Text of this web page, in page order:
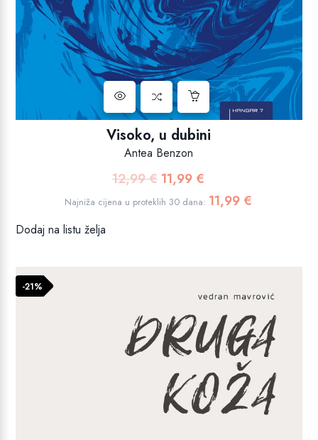
Visoko, u dubini
Antea Benzon
12,99€ Izvorna
cijena
11,99 €
cijena
Najniža cijena u proteklih 30 dana: 11,99 €
Dodaj na listu želja
-21%